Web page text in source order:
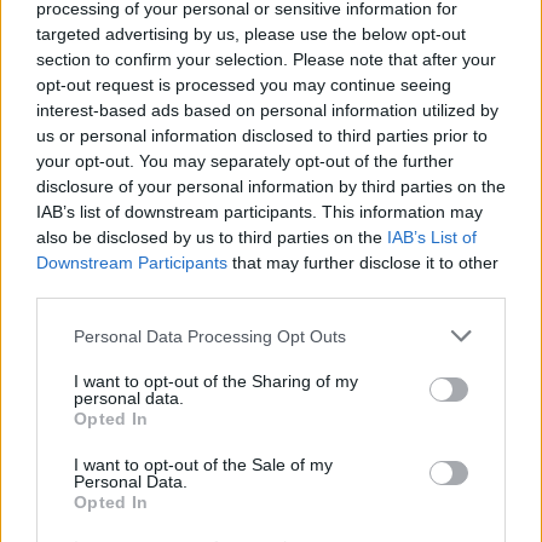
processing of your personal or sensitive information for
targeted advertising by us, please use the below opt-out
section to confirm your selection. Please note that after your
opt-out request is processed you may continue seeing
interest-based ads based on personal information utilized by
us or personal information disclosed to third parties prior to
your opt-out. You may separately opt-out of the further
disclosure of your personal information by third parties on the
IAB’s list of downstream participants. This information may
also be disclosed by us to third parties on the IAB’s List of
Downstream Participants that may further disclose it to other
Personal Data Processing Opt Outs
I want to opt-out of the Sharing of my
personal data.
Opted In
I want to opt-out of the Sale of my
Personal Data.
Opted In
Det skriver FOA i en pressemeddelelse.
Samtidig advarer FOA om, at det stigende antal
borgere med demens lægger et voksende pres på
ældreplejen.
- På landets plejehjem lever omkring to ud af tre
beboere i dag med en demenssygdom. Det stiller
store krav til medarbejderne og udfordrer
beboere, siger Tanja Nielsen, formand for Social-
og Sundhedssektoren i FOA.
- Forestil dig en nattevagt, hvor én borger går
Vis mere
Del artikel
Kategorier
Aktuelt
Mennesker